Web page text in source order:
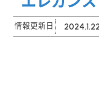
情報更新日